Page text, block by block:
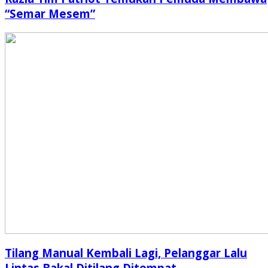
“Semar Mesem”
Tilang Manual Kembali Lagi, Pelanggar Lalu